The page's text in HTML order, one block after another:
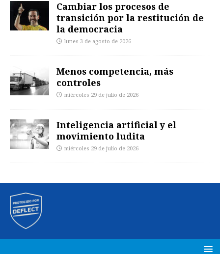
Cambiar los procesos de
transición por la restitución de
la democracia
lunes 3 de agosto de 2026
Menos competencia, más
controles
miércoles 29 de julio de 2026
Inteligencia artificial y el
movimiento ludita
miércoles 29 de julio de 2026